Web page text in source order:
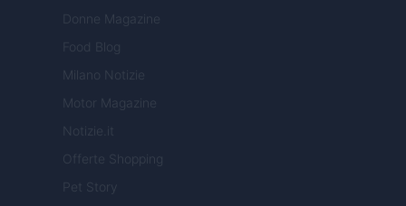
Donne Magazine
Food Blog
Milano Notizie
Motor Magazine
Notizie.it
Offerte Shopping
Pet Story